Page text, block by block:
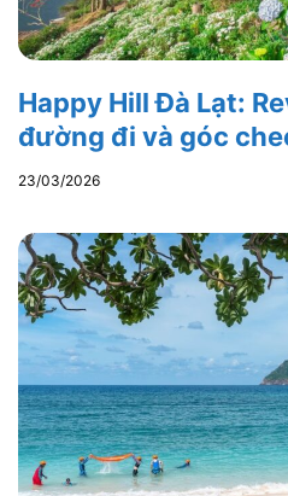
Happy Hill Đà Lạt:
đường đi và góc
23/03/2026